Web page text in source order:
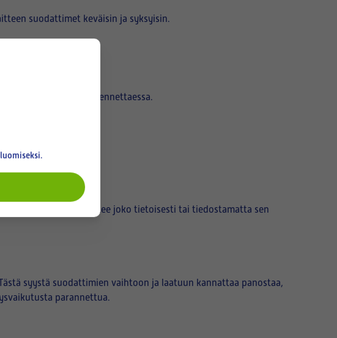
suodattimet keväisin ja syksyisin.
suodattimia asennettaessa.
Mutta jokainen tuntee joko tietoisesti tai tiedostamatta sen
syystä suodattimien vaihtoon ja laatuun kannattaa panostaa,
parannettua.